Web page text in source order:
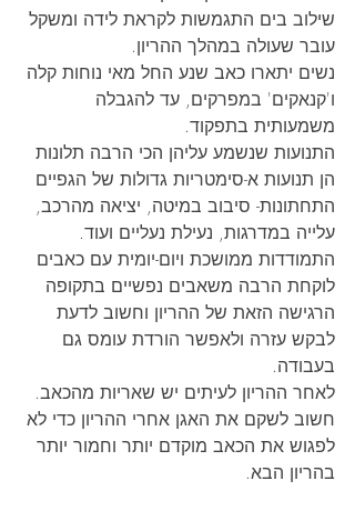
שילוב בים התגמשות לקראת לידה ומשקל
עובר שעולה במהלך ההריון.
נשים יתארו כאב שנע החל מאי נוחות קלה
ו'קנאקים' במפרקים, עד להגבלה
משמעותית בתפקוד.
התנועות שנשמע עליהן הכי הרבה תלונות
הן תנועות א-סימטריות גדולות של הגפיים
התחתונות- סיבוב במיטה, יציאה מהרכב,
עלייה במדרגות, נעילת נעליים ועוד.
התמודדות ממושכת ויום-יומית עם כאבים
לוקחת הרבה משאבים נפשיים בתקופה
הרגישה הזאת של ההריון וחשוב לדעת
לבקש עזרה ולאפשר הורדת עומס גם
בעבודה.
לאחר ההריון לעיתים יש שאריות מהכאב.
חשוב לשקם את האגן אחרי ההריון כדי לא
לפגוש את הכאב מוקדם יותר וחמור יותר
בהריון הבא.